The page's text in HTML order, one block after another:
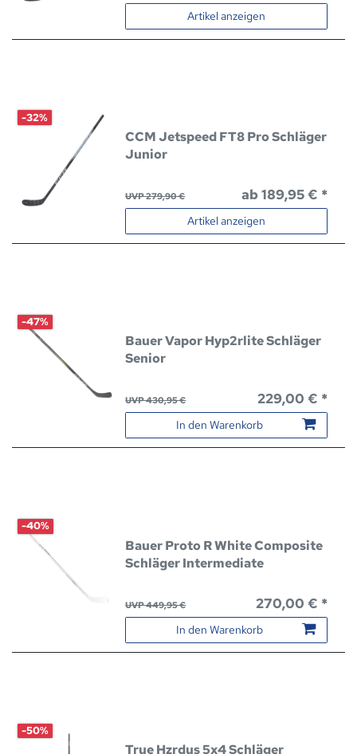
Artikel anzeigen
-32%
CCM Jetspeed FT8 Pro Schläger
Junior
UVP 279,90 € ab 189,95 € *
Artikel anzeigen
-47%
Bauer Vapor Hyp2rlite Schläger
Senior
UVP 430,95 € 229,00 € *
In den Warenkorb
-40%
Bauer Proto R White Composite
Schläger Intermediate
UVP 449,95 € 270,00 € *
In den Warenkorb
-50%
True Hzrdus 5x4 Schläger